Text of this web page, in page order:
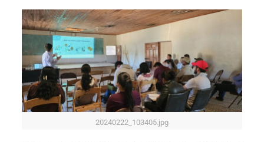
20240222_103405.jpg